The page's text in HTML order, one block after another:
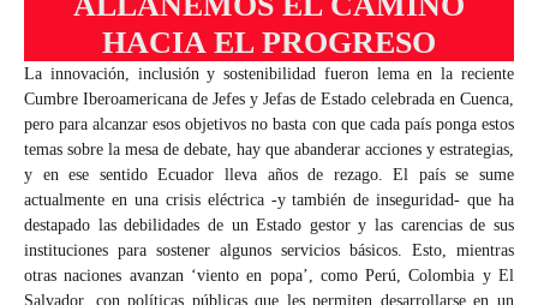
HACIA EL PROGRESO
La innovación, inclusión y sostenibilidad fueron lema en la reciente
Cumbre Iberoamericana de Jefes y Jefas de Estado celebrada en Cuenca,
pero para alcanzar esos objetivos no basta con que cada país ponga estos
temas sobre la mesa de debate, hay que abanderar acciones y estrategias,
y en ese sentido Ecuador lleva años de rezago. El país se sume
actualmente en una crisis eléctrica -y también de inseguridad- que ha
destapado las debilidades de un Estado gestor y las carencias de sus
instituciones para sostener algunos servicios básicos. Esto, mientras
otras naciones avanzan ‘viento en popa’, como Perú, Colombia y El
Salvador, con políticas públicas que les permiten desarrollarse en un